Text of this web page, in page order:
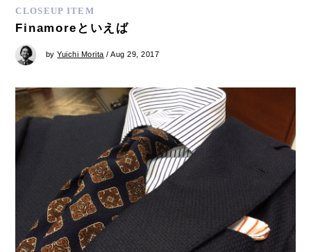
CLOSEUP ITEM
Finamoreといえば
byYuichi Morita / Aug 29, 2017